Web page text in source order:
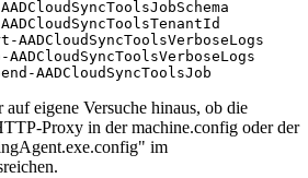
AADCloudSyncToolsJob
eigene Versuche hinaus, ob die
Proxy in der machine.config oder der
im